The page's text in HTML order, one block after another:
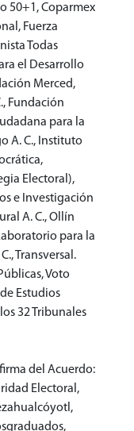
50+1, Coparmex
Fuerza
Todas
el Desarrollo
Merced,
Fundación
para la
A. C., Instituto
Electoral),
e Investigación
A. C., Ollín
para la
Transversal.
Voto
Estudios
32 Tribunales
del Acuerdo:
Electoral,